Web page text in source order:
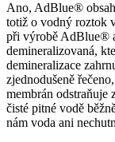
Ano, AdBlue®
totiž o vodný roztok
při výrobě AdBlue®
demineralizovaná,
demineralizace
zjednodušeně
membrán odstraňuje
čisté pitné vodě
nám voda ani